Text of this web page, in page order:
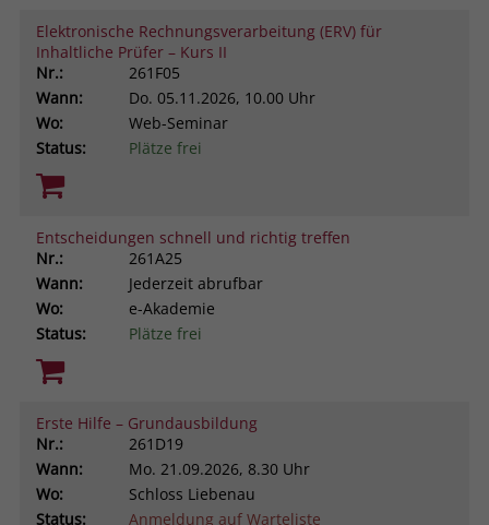
Elektronische Rechnungsverarbeitung (ERV) für
Inhaltliche Prüfer – Kurs II
Nr.:
261F05
Wann:
Do. 05.11.2026, 10.00 Uhr
Wo:
Web-Seminar
Status:
Plätze frei
Entscheidungen schnell und richtig treffen
Nr.:
261A25
Wann:
Jederzeit abrufbar
Wo:
e-Akademie
Status:
Plätze frei
Erste Hilfe – Grundausbildung
Nr.:
261D19
Wann:
Mo. 21.09.2026, 8.30 Uhr
Wo:
Schloss Liebenau
Status:
Anmeldung auf Warteliste